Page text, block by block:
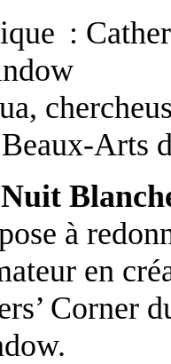
:
,
Beaux-Arts
Nuit
à
en
Corner
.